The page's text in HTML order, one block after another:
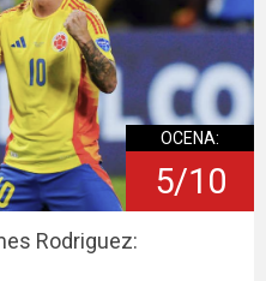
OCENA:
5/10
Rodriguez: